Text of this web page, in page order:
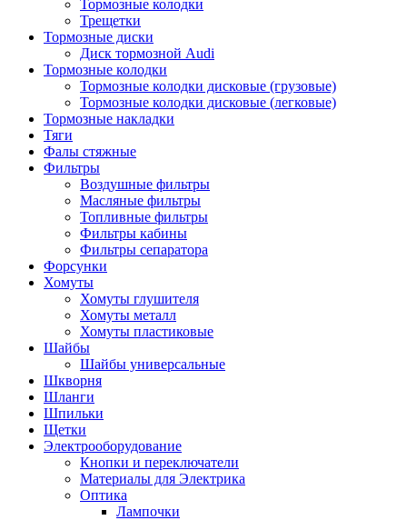
Тормозные колодки
Трещетки
Тормозные диски
Диск тормозной Audi
Тормозные колодки
Тормозные колодки дисковые (грузовые)
Тормозные колодки дисковые (легковые)
Тормозные накладки
Тяги
Фалы стяжные
Фильтры
Воздушные фильтры
Масляные фильтры
Топливные фильтры
Фильтры кабины
Фильтры сепаратора
Форсунки
Хомуты
Хомуты глушителя
Хомуты металл
Хомуты пластиковые
Шайбы
Шайбы универсальные
Шкворня
Шланги
Шпильки
Щетки
Электрооборудование
Кнопки и переключатели
Материалы для Электрика
Оптика
Лампочки